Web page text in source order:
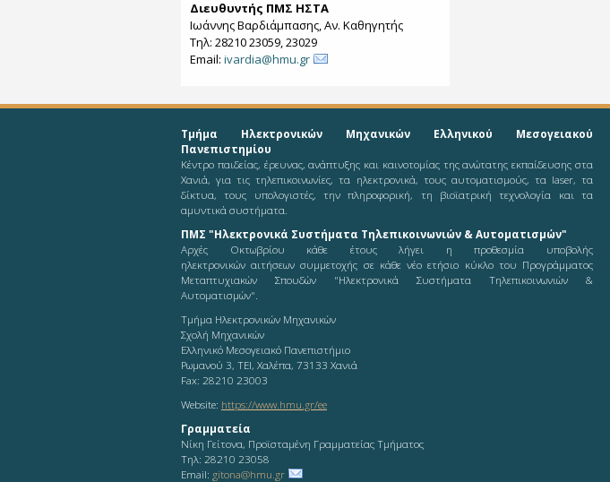
Διευθυντής ΠΜΣ ΗΣΤΑ
Ιωάννης Βαρδιάμπασης, Αν. Καθηγητής
Τηλ: 28210 23059, 23029
Email: ivardia@hmu.gr
Τμήμα Ηλεκτρονικών Μηχανικών Ελληνικού Μεσογειακού
Πανεπιστημίου
Κέντρο παιδείας, έρευνας, ανάπτυξης και καινοτομίας της ανώτατης εκπαίδευσης στα
Χανιά, για τις τηλεπικοινωνίες, τα ηλεκτρονικά, τους αυτοματισμούς, τα laser, τα
δίκτυα, τους υπολογιστές, την πληροφορική, τη βιοϊατρική τεχνολογία και τα
αμυντικά συστήματα.
ΠΜΣ "Ηλεκτρονικά Συστήματα Τηλεπικοινωνιών & Αυτοματισμών"
Αρχές Οκτωβρίου κάθε έτους λήγει η προθεσμία υποβολής
ηλεκτρονικών αιτήσεων συμμετοχής σε κάθε νέο ετήσιο κύκλο του Προγράμματος
Μεταπτυχιακών Σπουδών "Ηλεκτρονικά Συστήματα Τηλεπικοινωνιών &
Αυτοματισμών".
Τμήμα Ηλεκτρονικών Μηχανικών
Σχολή Μηχανικών
Ελληνικό Μεσογειακό Πανεπιστήμιο
Ρωμανού 3, ΤΕΙ, Χαλέπα, 73133 Χανιά
Fax: 28210 23003
Website: https://www.hmu.gr/ee
Γραμματεία
Νίκη Γείτονα, Προϊσταμένη Γραμματείας Τμήματος
Τηλ: 28210 23058
Email: gitona@hmu.gr